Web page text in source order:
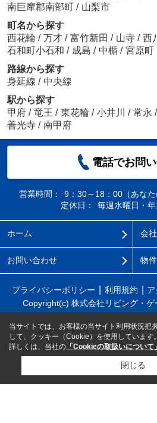
南巨摩郡南部町 / 山梨市
町名から探す
西花輪 / 万才 / 富竹新田 / 山寺 / 西
石和町小石和 / 成島 / 中楯 / 宮原町
路線から探す
身延線 / 中央線
駅から探す
甲府 / 竜王 / 東花輪 / 小井川 / 常永 /
善光寺 / 南甲府
電話でお問
営業時間：
9：30～18：00（あなた
定休日：
毎週水曜日・
ホーム 会
お問い合わせ 物
プライバシーポリシー 利用規約
Copyright(c) 株式会社リビング・ゲ
当サイトでは、お客様の当サイト利用状況把
して、クッキー（Cookie）を使用しています。
詳しくは、当社の 「Cookieの取扱いについて」
閉じる